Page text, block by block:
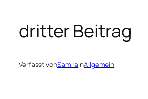
dritter Beitrag
Verfasst vonSamirainAllgemein